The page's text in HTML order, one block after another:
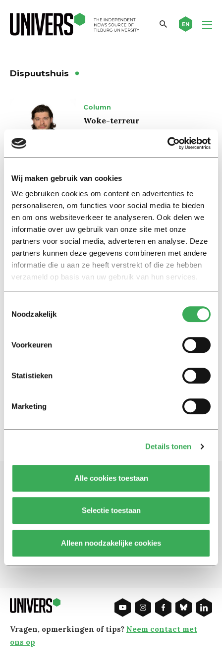
Wij maken gebruik van cookies
We gebruiken cookies om content en advertenties te
personaliseren, om functies voor social media te bieden
en om ons websiteverkeer te analyseren. Ook delen we
informatie over uw gebruik van onze site met onze
partners voor social media, adverteren en analyse. Deze
partners kunnen deze gegevens combineren met andere
informatie die u aan ze heeft verstrekt of die ze hebben
verzameld op basis van uw gebruik van hun services.
Noodzakelijk
Voorkeuren
Statistieken
Marketing
Details tonen
Alle cookies toestaan
Selectie toestaan
Alleen noodzakelijke cookies
EN
Dispuutshuis
Column
Woke-terreur
Dorloc Jones, campus detective,
solves another case
07 oktober 2021
Kijk
Goal! Tilburgse dispuutshuizen
kleuren oranje
21 juni 2021
Op bezoek bij Vriendenclub
Schrijf je in voor onze nieuwsbrief
Blijf op de hoogte. Meld je aan voor de nieuwsbrief van
Univers.
Aanmelden
Vragen, opmerkingen of tips? Neem contact met
ons op